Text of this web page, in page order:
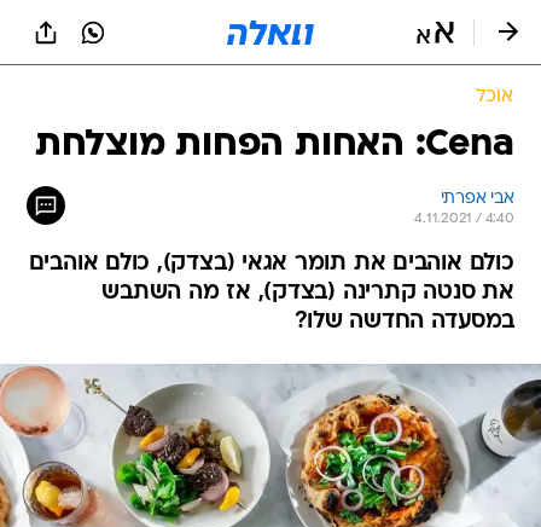
אוכל
Cena: האחות הפחות מוצלחת
אבי אפרתי
4.11.2021 / 4:40
כולם אוהבים את תומר אגאי (בצדק), כולם אוהבים
את סנטה קתרינה (בצדק), אז מה השתבש
במסעדה החדשה שלו?